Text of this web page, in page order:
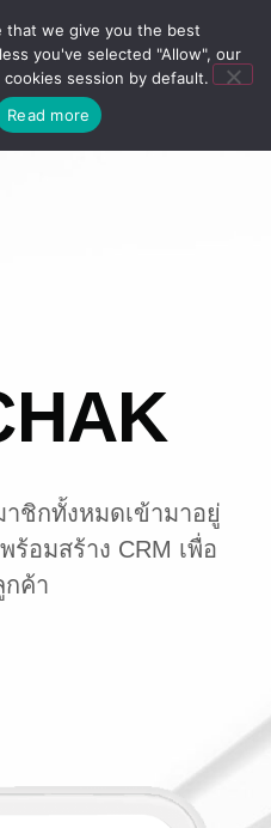
ชิกทั้งหมดเข้ามาอยู่
อมสร้าง CRM เพื่อ
ค้า
that we give you the best
you've selected "Allow", our
session by default.
Read more